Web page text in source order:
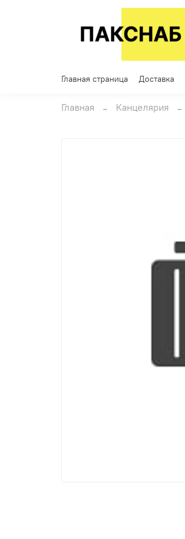
Главная страница Доставка
Главная Канцелярия